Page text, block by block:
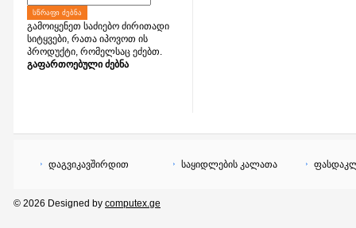
ᲡᲬᲠᲐᲤᲘ ᲫᲔᲑᲜᲐ
გამოიყენეთ საძიებო ძირითადი
სიტყვები, რათა იპოვოთ ის
პროდუქტი, რომელსაც ეძებთ.
გაფართოებული ძებნა
დაგვიკავშირდით საყიდლების კალათა
© 2026 Designed by computex.ge